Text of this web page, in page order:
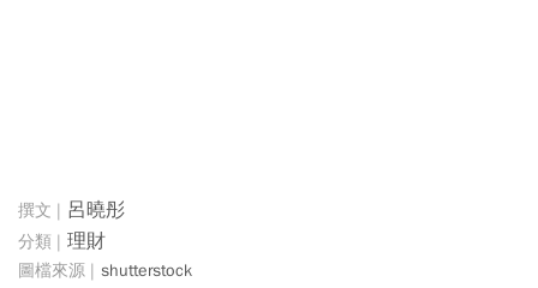
呂曉彤
理財
shutterstock